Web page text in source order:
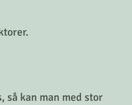
kan man med stor